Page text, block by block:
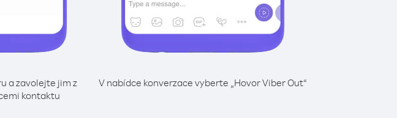
a zavolejte jim z
kontaktu
V nabídce konverzace vyberte „Hovor Viber Out“